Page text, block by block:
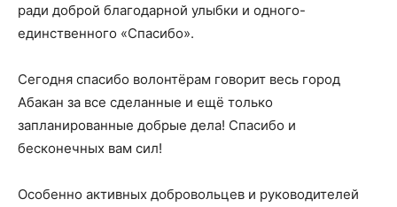
ради доброй благодарной улыбки и одного-
единственного «Спасибо».
Сегодня спасибо волонтёрам говорит весь город
Абакан за все сделанные и ещё только
запланированные добрые дела! Спасибо и
бесконечных вам сил!
Особенно активных добровольцев и руководителей